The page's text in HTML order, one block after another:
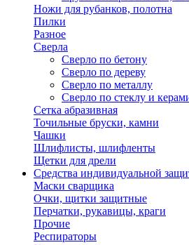
Ножи для рубанков, полотна
Пилки
Разное
Сверла
Сверло по бетону
Сверло по дереву
Сверло по металлу
Сверло по стеклу и
Сетка абразивная
Точильные бруски, камни
Чашки
Шлифлисты, шлифленты
Щетки для дрели
Средства индивидуальной
Маски сварщика
Очки, щитки защитные
Перчатки, рукавицы, краги
Прочие
Респираторы